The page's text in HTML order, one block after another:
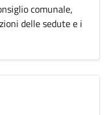
comunale,
delle sedute e i